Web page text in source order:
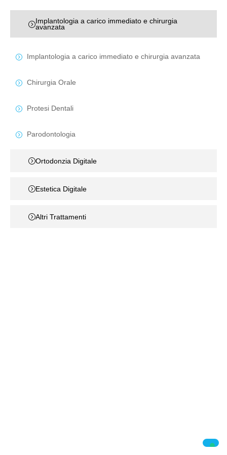
Implantologia a carico immediato e chirurgia
avanzata
Ortodonzia Digitale
Estetica Digitale
Altri Trattamenti
Implantologia a carico immediato e chirurgia avanzata
Chirurgia Orale
Protesi Dentali
Parodontologia